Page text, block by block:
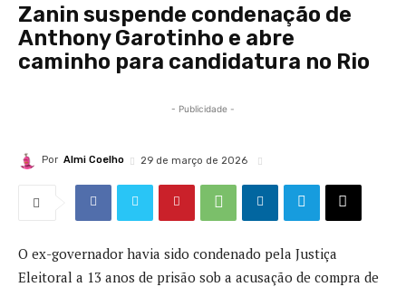
Zanin suspende condenação de
Anthony Garotinho e abre
caminho para candidatura no Rio
- Publicidade -
Por Almi Coelho 29 de março de 2026
O ex-governador havia sido condenado pela Justiça
Eleitoral a 13 anos de prisão sob a acusação de compra de